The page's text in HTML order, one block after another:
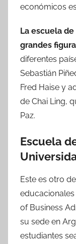
económicos
La escuela
grandes
diferentes
Sebastián
Fred Haise y
de Chai Ling,
Paz.
Escuela
Este es otro
of Business
su sede en
estudiantes